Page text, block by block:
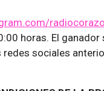
horas. El ganador
redes sociales